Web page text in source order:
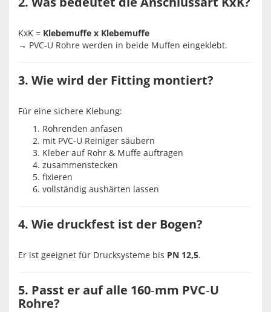
KxK = Klebemuffe x Klebemuffe
→ PVC‑U Rohre werden in beide Muffen eingeklebt.
3. Wie wird der Fitting montiert?
Für eine sichere Klebung:
Rohrenden anfasen
mit PVC‑U Reiniger säubern
Kleber auf Rohr & Muffe auftragen
zusammenstecken
fixieren
vollständig aushärten lassen
4. Wie druckfest ist der Bogen?
Er ist geeignet für Drucksysteme bis PN 12,5.
5. Passt er auf alle 160‑mm PVC‑U
Rohre?